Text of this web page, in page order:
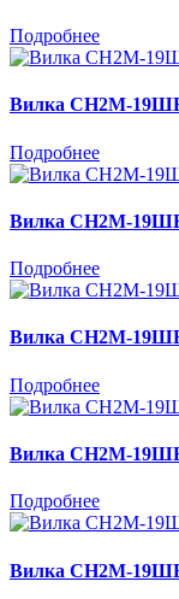
Подробнее
Вилка СН2М-
Подробнее
Вилка СН2М-
Подробнее
Вилка СН2М-
Подробнее
Вилка СН2М-
Подробнее
Вилка СН2М-